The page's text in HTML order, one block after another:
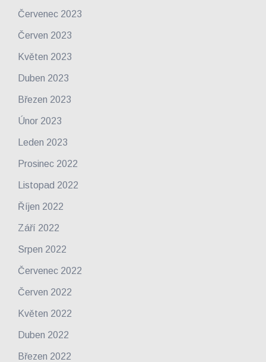
Červenec 2023
Červen 2023
Květen 2023
Duben 2023
Březen 2023
Únor 2023
Leden 2023
Prosinec 2022
Listopad 2022
Říjen 2022
Září 2022
Srpen 2022
Červenec 2022
Červen 2022
Květen 2022
Duben 2022
Březen 2022